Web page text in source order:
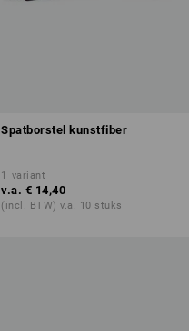
Spatborstel kunstfiber
1 variant
v.a. € 14,40
(incl. BTW) v.a. 10 stuks